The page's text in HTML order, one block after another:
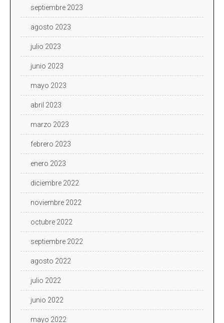
septiembre 2023
agosto 2023
julio 2023
junio 2023
mayo 2023
abril 2023
marzo 2023
febrero 2023
enero 2023
diciembre 2022
noviembre 2022
octubre 2022
septiembre 2022
agosto 2022
julio 2022
junio 2022
mayo 2022